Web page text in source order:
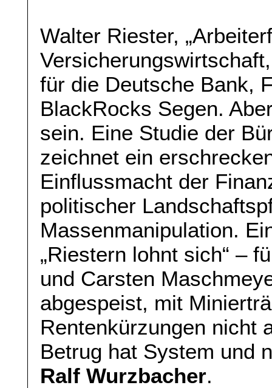
Walter Riester,
für die Deutsche Bank,
BlackRocks Segen.
sein. Eine Studie der
zeichnet ein
Einflussmacht der
politischer
Massenmanipulation.
„Riestern lohnt sich“ –
und Carsten
abgespeist, mit
Rentenkürzungen nicht
Betrug hat System und
Ralf Wurzbacher.